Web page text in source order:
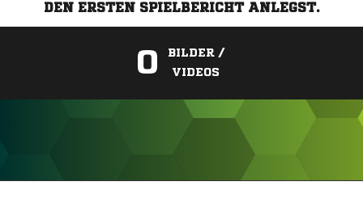
DEN ERSTEN SPIELBERICHT ANLEGST.
0
BILDER /
VIDEOS